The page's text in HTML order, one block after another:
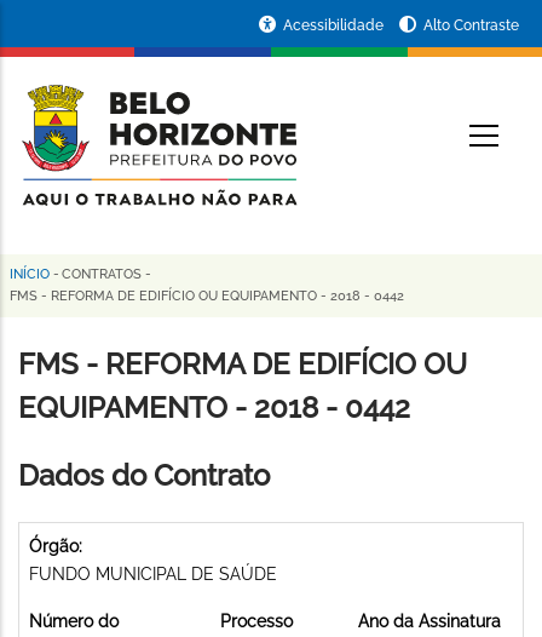
conteúdo
principal
da
Prefeitura
de
Horizonte
Acessibilidade Alto Contraste
Trilha
navegação
INÍCIO - CONTRATOS -
FMS - REFORMA DE EDIFÍCIO OU EQUIPAMENTO - 2018 - 0442
FMS - REFORMA DE EDIFÍCIO OU
EQUIPAMENTO - 2018 - 0442
Dados do Contrato
Órgão:
FUNDO MUNICIPAL DE SAÚDE
Número do
Processo
Ano da Assinatura